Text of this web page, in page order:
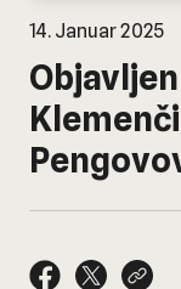
14. Januar 2025